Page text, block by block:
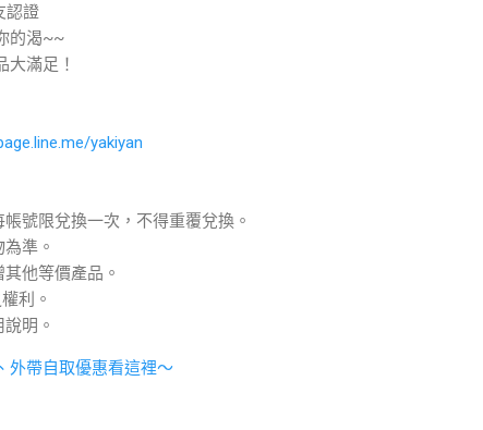
認證
的渴~~
大滿足！
yakiyan
號限兌換一次，不得重覆兌換。
準。
他等價產品。
利。
明。
外帶自取優惠看這裡～